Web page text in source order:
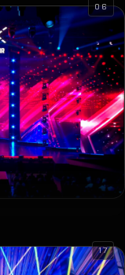
06
17